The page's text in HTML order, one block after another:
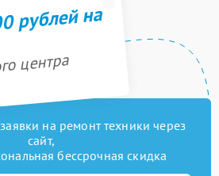
рублей на
центра
на ремонт техники через
сайт,
бессрочная скидка